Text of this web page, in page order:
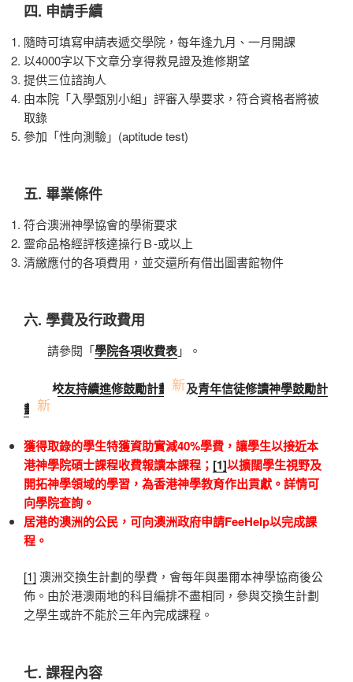
四. 申請手續
隨時可填寫申請表遞交學院，每年逢九月、一月開課
以4000字以下文章分享得救見證及進修期望
提供三位諮詢人
由本院「入學甄別小組」評審入學要求，符合資格者將被
取錄
參加「性向測驗」(aptitude test)
五. 畢業條件
符合澳洲神學協會的學術要求
靈命品格經評核達操行Ｂ-或以上
清繳應付的各項費用，並交還所有借出圖書館物件
六. 學費及行政費用
請參閱「學院各項收費表」。
校友持續進修鼓勵計劃 及青年信徒修讀神學鼓勵計
劃
獲得取錄的學生特獲資助實減40%學費， 讓學生以接近本
港神學院碩士課程收費報讀本課程； [1]以擴闊學生視野及
開拓神學領域的學習，為香港神學教育作出貢獻。詳情可
向學院查詢。
居港的澳洲的公民，可向澳洲政府申請FeeHelp以完成課
程 。
[1]澳洲交換生計劃的學費，會每年與墨爾本神學協商後公
佈。由於港澳兩地的科目編排不盡相同，參與交換生計劃
之學生或許不能於三年內完成課程。
七. 課程內容